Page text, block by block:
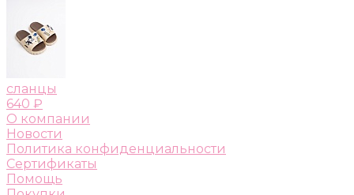
сланцы
640 ₽
О компании
Новости
Политика конфиденциальности
Сертификаты
Помощь